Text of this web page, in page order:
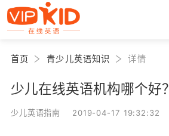
首页 青少儿英语知识 详情
少儿在线英语机构哪个好？
少儿英语指南 2019-04-17 19:32:32